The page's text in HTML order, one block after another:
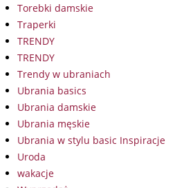
Torebki damskie
Traperki
TRENDY
TRENDY
Trendy w ubraniach
Ubrania basics
Ubrania damskie
Ubrania męskie
Ubrania w stylu basic Inspiracje
Uroda
wakacje